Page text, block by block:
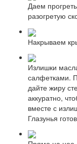
Даем
разогретую
Накрываем
Излишки
салфетками.
дайте жиру
аккуратно,
вместе с
Глазунья